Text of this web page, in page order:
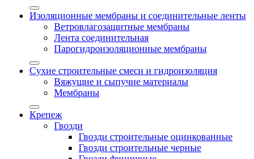
Изоляционные мембраны и соединительные ленты
Ветровлагозащитные мембраны
Лента соединительная
Парогидроизоляционные мембраны
Сухие строительные смеси и гидроизоляция
Вяжущие и сыпучие материалы
Мембраны
Крепеж
Гвозди
Гвозди строительные оцинкованные
Гвозди строительные черные